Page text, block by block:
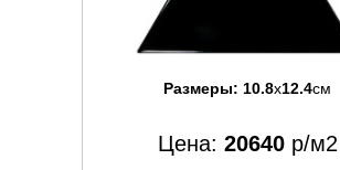
Размеры: 10.8x12.4см
Цена: 20640р/м2